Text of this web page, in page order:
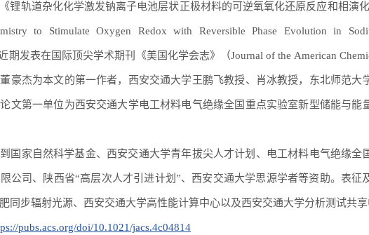
锂轨道杂化化学激发钠离子电池层状正极材料的可逆氧氧化还原反应和相演
to Stimulate Oxygen Redox with Reversible Phase Evolution in
期发表在国际顶尖学术期刊《美国化学会志》（Journal of the American
豪杰为本文的第一作者，西安交通大学王鹏飞教授、肖冰教授，东北师范大
文第一单位为西安交通大学电工材料电气绝缘全国重点实验室新型储能与能
国家自然科学基金、西安交通大学青年拔尖人才计划、电工材料电气绝缘全
公司、陕西省“高层次人才引进计划”、西安交通大学思源学者等资助。表征
同步辐射光源、西安交通大学高性能计算中心以及西安交通大学分析测试共享
pubs.acs.org/doi/10.1021/jacs.4c04814